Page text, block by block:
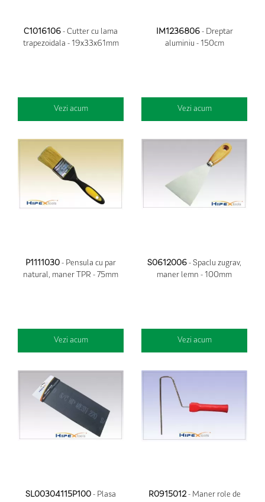
C1016106 - Cutter cu lama
trapezoidala - 19x33x61mm
Vezi acum
IM1236806- Dreptar
aluminiu - 150cm
Vezi acum
P1111030 - Pensula cu par
natural, maner TPR - 75mm
Vezi acum
S0612006 - Spaclu zugrav,
maner lemn - 100mm
Vezi acum
SL00304115P100 - Plasa
R0915012- Maner role de